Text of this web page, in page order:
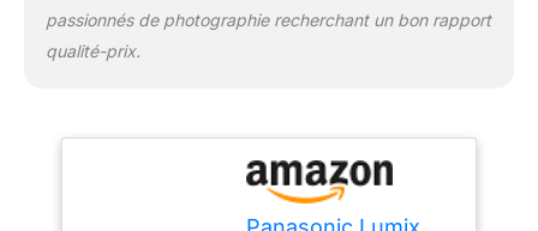
passionnés de photographie recherchant un bon rapport
qualité-prix.